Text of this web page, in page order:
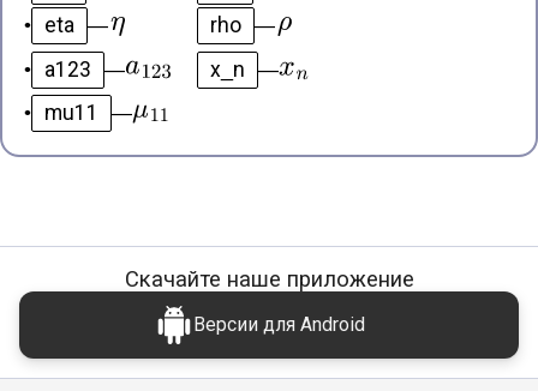
•
eta — rho
—
•
a123 — x_n
—
•
mu11 —
Скачайте наше приложение
Версии для Android